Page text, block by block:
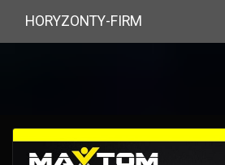
HORYZONTY-FIRM